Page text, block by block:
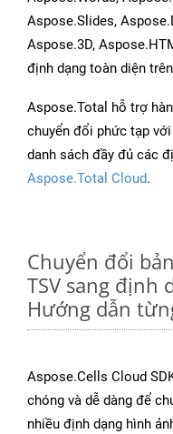
Aspose.Slides,
Aspose.3D,
định dạng toàn diện
Aspose.Total hỗ trợ
chuyển đổi phức tạp
danh sách đầy đủ các
Aspose.Total Cloud.
Chuyển đổi
TSV sang định
Hướng dẫn
Aspose.Cells Cloud
chóng và dễ dàng để
nhiều định dạng hình